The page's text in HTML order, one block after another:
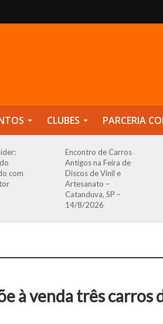
CLUBES PARCERIA
com
Encontro de Carros
Antigos na Feira de
Discos de Vinil e
Artesanato –
Catanduva, SP –
14/8/2026
à venda três carros